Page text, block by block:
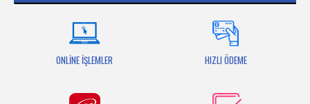
ONLİNE İŞLEMLER HIZLI ÖDEME